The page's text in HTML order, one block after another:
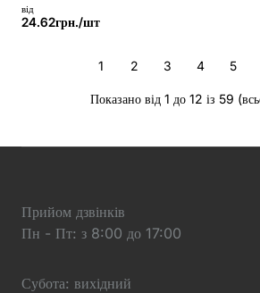
від
24.62грн./шт
1 2 3 4 5
Показано від 1 до 12 із 59
Прийом дзвінків
Пн - Пт: з 8:00 до 17:00
Субота: вихідний